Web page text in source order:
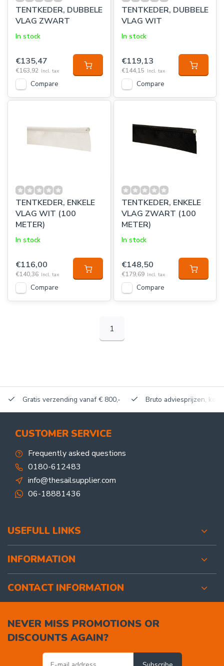
TENTKEDER, DUBBELE
VLAG ZWART
In stock
€135,47
€163,92 Incl. tax
Compare
TENTKEDER, DUBBELE
VLAG WIT
In stock
€119,13
€144,15 Incl. tax
Compare
TENTKEDER, ENKELE
VLAG WIT (100
METER)
In stock
€116,00
€140,36 Incl. tax
Compare
TENTKEDER, ENKELE
VLAG ZWART (100
METER)
In stock
€148,50
€179,69 Incl. tax
Compare
1
Gratis verzending vanaf € 800,- Bruto adviesprijzen,
CUSTOMER SERVICE
Frequently asked questions
0180-612483
info@thesailsupplier.com
06-18881436
USEFULL LINKS
INFORMATION
CONTACT INFORMATION
NEVER MISS PROMOTIONS OR
DISCOUNTS AGAIN?